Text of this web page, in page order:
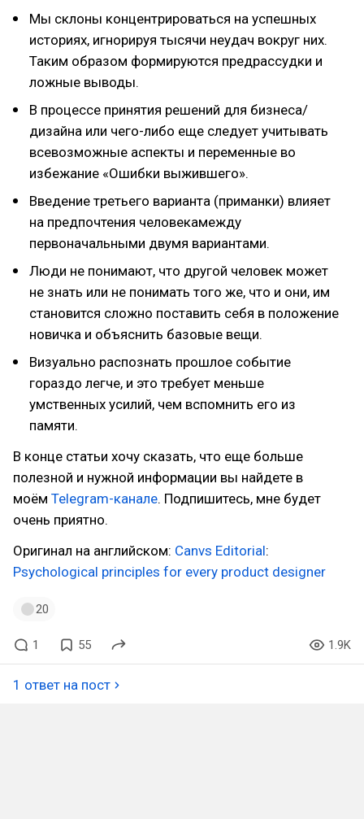
Мы склоны концентрироваться на успешных
историях, игнорируя тысячи неудач вокруг них.
Таким образом формируются предрассудки и
ложные выводы.
В процессе принятия решений для бизнеса/
дизайна или чего-либо еще следует учитывать
всевозможные аспекты и переменные во
избежание «Ошибки выжившего».
Введение третьего варианта (приманки) влияет
на предпочтения человекамежду
первоначальными двумя вариантами.
Люди не понимают, что другой человек может
не знать или не понимать того же, что и они, им
становится сложно поставить себя в положение
новичка и объяснить базовые вещи.
Визуально распознать прошлое событие
гораздо легче, и это требует меньше
умственных усилий, чем вспомнить его из
памяти.
В конце статьи хочу сказать, что еще больше
полезной и нужной информации вы найдете в
моём Telegram-канале. Подпишитесь, мне будет
очень приятно.
Оригинал на английском: Canvs Editorial:
Psychological principles for every product designer
20
1 55 1.9K
1 ответ на пост